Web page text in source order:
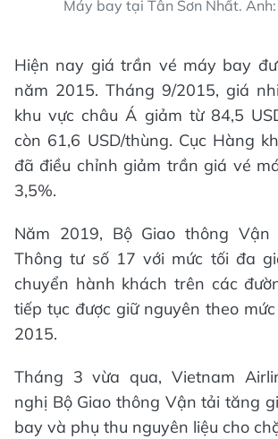
Máy bay tại Tân Sơn Nhất.
Hiện nay giá trần vé máy bay
năm 2015. Tháng 9/2015, giá
khu vực châu Á giảm từ 84,5
còn 61,6 USD/thùng. Cục Hàng
đã điều chỉnh giảm trần giá vé
3,5%.
Năm 2019, Bộ Giao thông
Thông tư số 17 với mức tối đa
chuyển hành khách trên các
tiếp tục được giữ nguyên theo
2015.
Tháng 3 vừa qua, Vietnam
nghị Bộ Giao thông Vận tải tăng
bay và phụ thu nguyên liệu cho